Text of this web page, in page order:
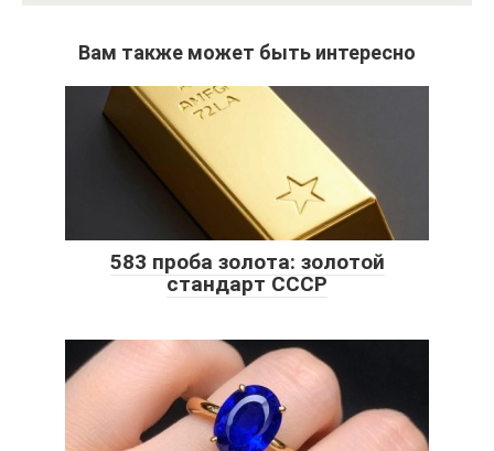
Вам также может быть интересно
583 проба золота: золотой
стандарт СССР